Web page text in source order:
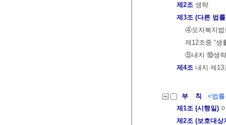
제2조 생략
제3조 (다른 법
④모자복지법
제12조중 “생
⑤내지 ⑩생략
제4조 내지 제13
부 칙
<법
제1조 (시행일)
제2조 (보호대상